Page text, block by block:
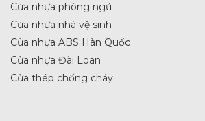
Cửa nhựa phòng ngủ
Cửa nhựa nhà vệ sinh
Cửa nhựa ABS Hàn Quốc
Cửa nhựa Đài Loan
Cửa thép chống cháy